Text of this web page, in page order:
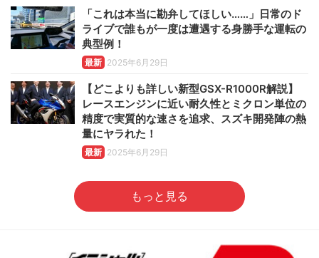
「これは本当に勘弁してほしい……」日常のド
ライブで誰もが一度は遭遇する身勝手な運転の
典型例！
最新 2025年6月29日
【どこよりも詳しい新型GSX-R1000R解説】
レースエンジンに近い耐久性とミクロン単位の
精度で実質的な速さを追求、スズキ開発陣の熱
量にヤラれた！
最新 2025年6月29日
もっと見る